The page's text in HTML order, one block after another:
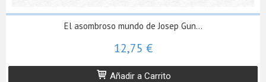
El asombroso mundo de Josep Gun...
12,75 €
Añadir a Carrito